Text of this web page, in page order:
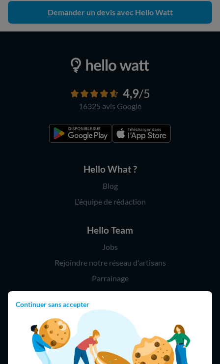
Continuer sans accepter
Demander un devis avec Hello Watt
4,9/5
16325 avis Google
Hello What ?
Blog
L'équipe de rédaction
Hello Team
Jobs
Rejoindre notre réseau d'artisans
Parrainage
Hello !
09 75 18 60 60
(8h-21h)
75018 Paris